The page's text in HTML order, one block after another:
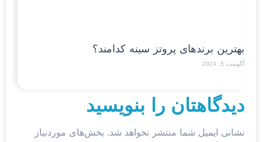
بهترین برندهای پروتز سینه کدامند؟
آگوست 5, 2024
دیدگاهتان را بنویسید
نشانی ایمیل شما منتشر نخواهد شد. بخش‌های موردنیاز